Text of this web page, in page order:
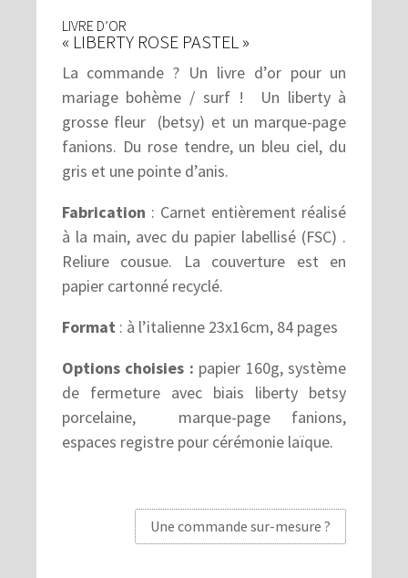
LIVRE D’OR
« LIBERTY ROSE PASTEL »
La commande ? Un livre d’or pour un
mariage bohème / surf ! Un liberty à
grosse fleur (betsy) et un marque-page
fanions. Du rose tendre, un bleu ciel, du
gris et une pointe d’anis.
Fabrication : Carnet entièrement réalisé
à la main, avec du papier labellisé (FSC) .
Reliure cousue. La couverture est en
papier cartonné recyclé.
Format : à l’italienne 23x16cm, 84 pages
Options choisies : papier 160g, système
de fermeture avec biais liberty betsy
porcelaine, marque-page fanions,
espaces registre pour cérémonie laïque.
Une commande sur-mesure ?